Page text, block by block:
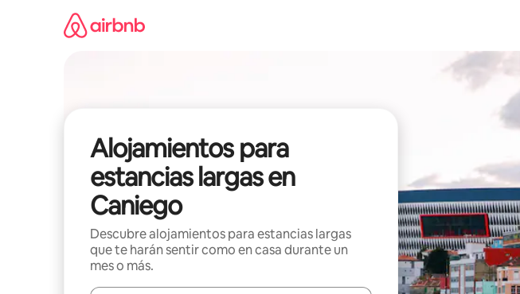
Alojamientos para
estancias largas en
Caniego
Descubre alojamientos para estancias largas
que te harán sentir como en casa durante un
mes o más.